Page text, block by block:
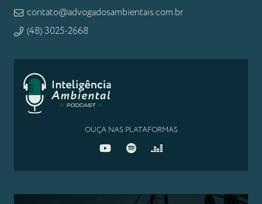
contato@advogadosambientais.com.br
(48) 3025-2668
OUÇA NAS PLATAFORMAS